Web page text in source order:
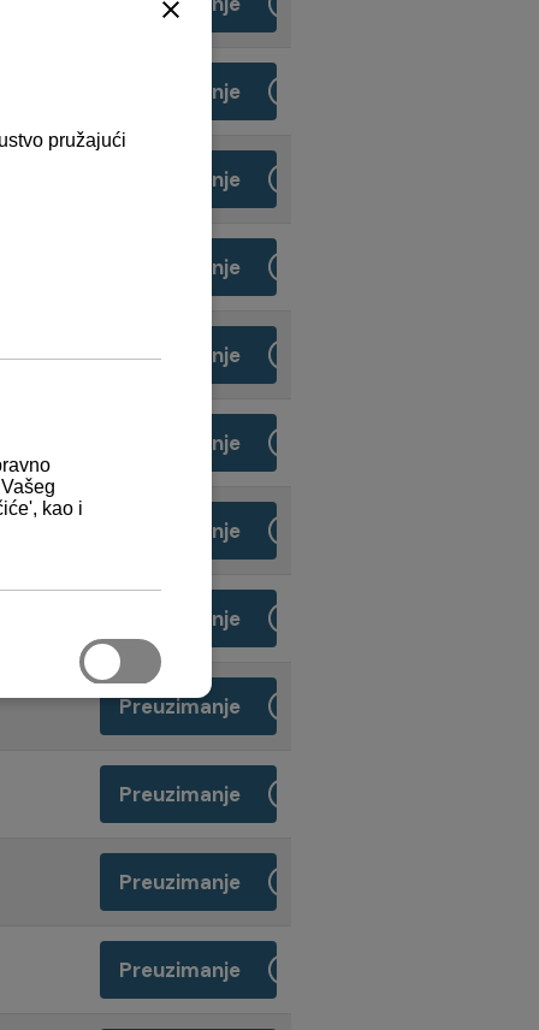
Preuzimanje
Preuzimanje
Preuzimanje
Preuzimanje
Preuzimanje
Preuzimanje
Preuzimanje
Preuzimanje
Preuzimanje
Preuzimanje
Preuzimanje